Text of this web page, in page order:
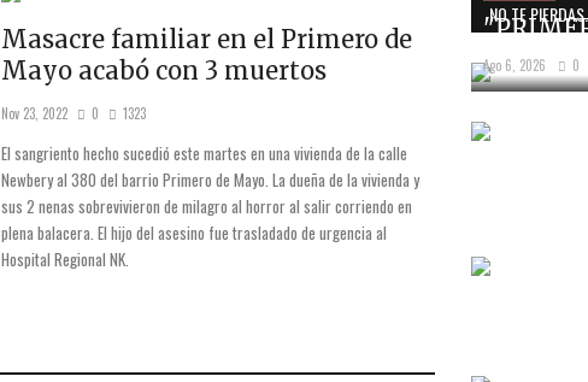
Masacre familiar en el Primero de
Mayo acabó con 3 muertos
Nov 23, 2022 0 1323
El sangriento hecho sucedió este martes en una vivienda de la calle
Newbery al 380 del barrio Primero de Mayo. La dueña de la vivienda y
sus 2 nenas sobrevivieron de milagro al horror al salir corriendo en
plena balacera. El hijo del asesino fue trasladado de urgencia al
Hospital Regional NK.
NO TE
Ago 6, 2026 0